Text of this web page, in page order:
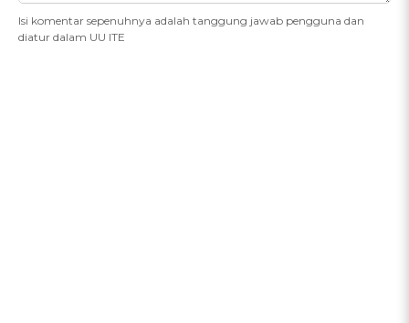
Isi komentar sepenuhnya adalah tanggung jawab pengguna dan
diatur dalam UU ITE